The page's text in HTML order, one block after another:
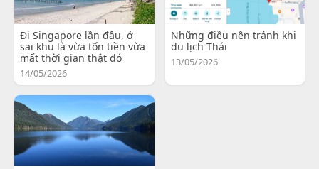
Đi Singapore lần đầu, ở
sai khu là vừa tốn tiền vừa
mất thời gian thật đó
14/05/2026
Những điều nên tránh khi
du lịch Thái
13/05/2026